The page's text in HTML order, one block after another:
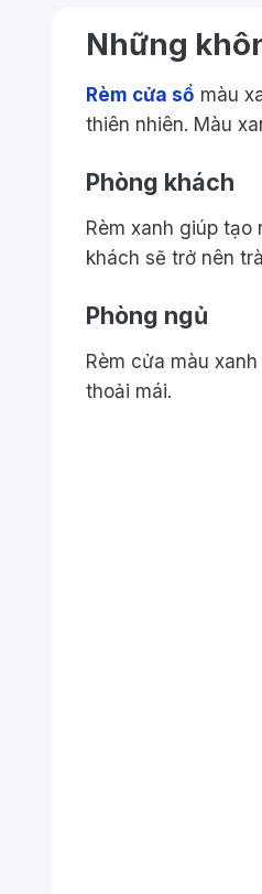
Những
Rèm cửa sổ màu
thiên nhiên. Màu
Phòng khách
Rèm xanh giúp
khách sẽ trở nên
Phòng ngủ
Rèm cửa màu
thoải mái.